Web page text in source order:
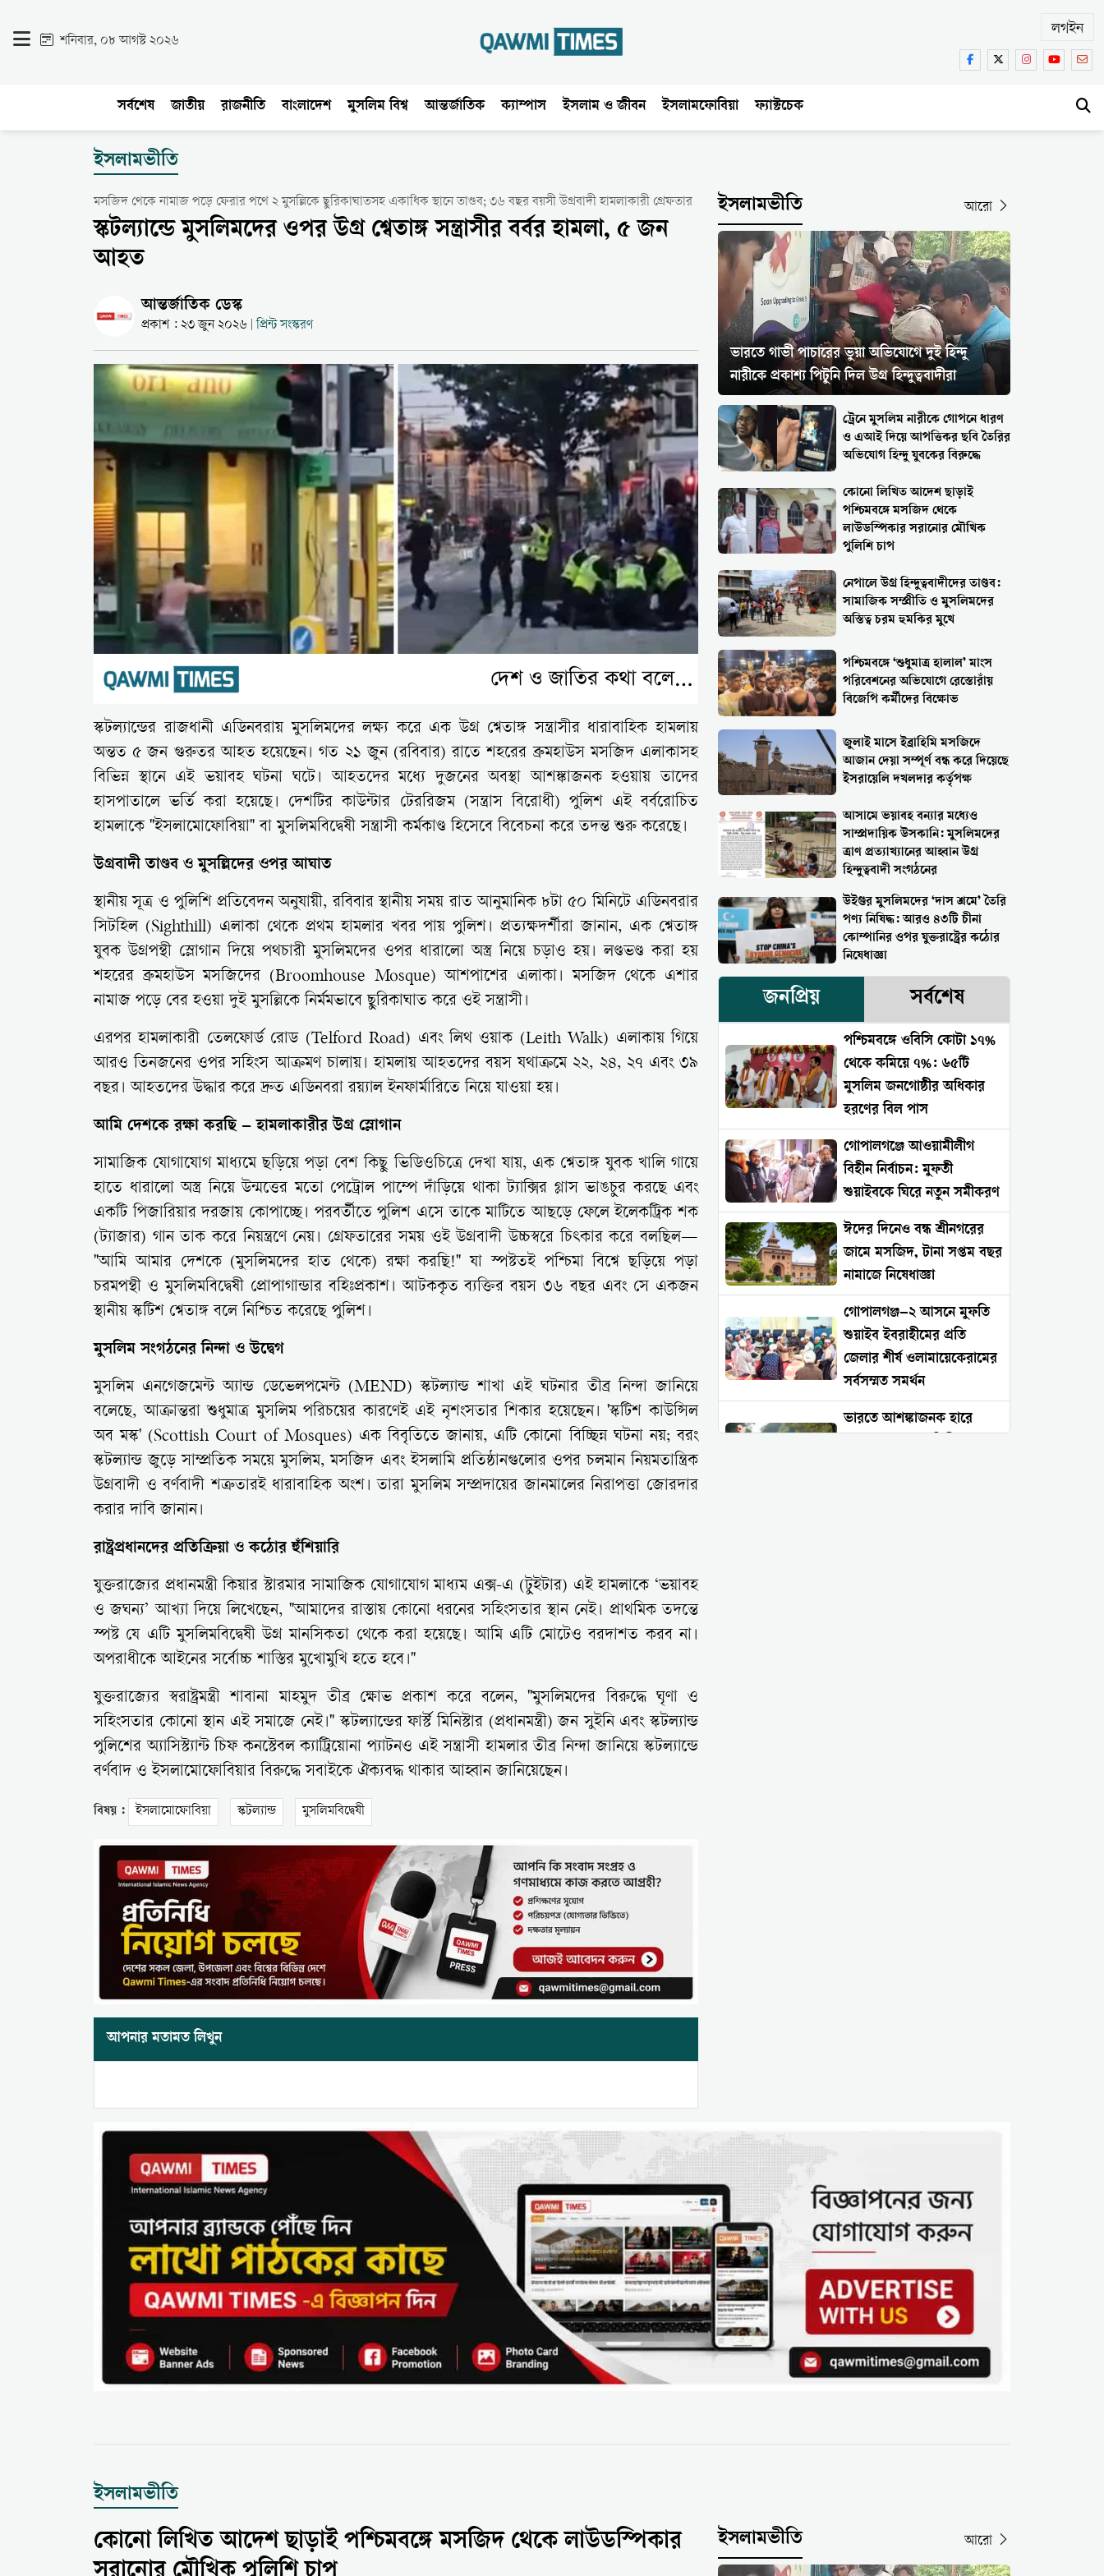
শনিবার, ০৮ আগস্ট ২০২৬
লগইন
সর্বশেষ জাতীয় রাজনীতি বাংলাদেশ মুসলিম বিশ্ব আন্তর্জাতিক ক্যাম্পাস ইসলাম ও জীবন ইসলামফোবিয়া ফ্যাক্টচেক
ইসলামভীতি
মসজিদ থেকে নামাজ পড়ে ফেরার পথে ২ মুসল্লিকে ছুরিকাঘাতসহ একাধিক স্থানে তাণ্ডব; ৩৬ বছর বয়সী উগ্রবাদী হামলাকারী গ্রেফতার
স্কটল্যান্ডে মুসলিমদের ওপর উগ্র শ্বেতাঙ্গ সন্ত্রাসীর বর্বর হামলা, ৫ জন
আহত
আন্তর্জাতিক ডেস্ক
প্রকাশ : ২৩ জুন ২০২৬ প্রিন্ট সংস্করণ
স্কটল্যান্ডের রাজধানী এডিনবরায় মুসলিমদের লক্ষ্য করে এক উগ্র শ্বেতাঙ্গ সন্ত্রাসীর ধারাবাহিক হামলায়
অন্তত ৫ জন গুরুতর আহত হয়েছেন। গত ২১ জুন (রবিবার) রাতে শহরের ব্রুমহাউস মসজিদ এলাকাসহ
বিভিন্ন স্থানে এই ভয়াবহ ঘটনা ঘটে। আহতদের মধ্যে দুজনের অবস্থা আশঙ্কাজনক হওয়ায় তাদের
হাসপাতালে ভর্তি করা হয়েছে। দেশটির কাউন্টার টেররিজম (সন্ত্রাস বিরোধী) পুলিশ এই বর্বরোচিত
হামলাকে "ইসলামোফোবিয়া" বা মুসলিমবিদ্বেষী সন্ত্রাসী কর্মকাণ্ড হিসেবে বিবেচনা করে তদন্ত শুরু করেছে।
উগ্রবাদী তাণ্ডব ও মুসল্লিদের ওপর আঘাত
স্থানীয় সূত্র ও পুলিশি প্রতিবেদন অনুযায়ী, রবিবার স্থানীয় সময় রাত আনুমানিক ৮টা ৫০ মিনিটে এডিনবরার
সিটহিল (Sighthill) এলাকা থেকে প্রথম হামলার খবর পায় পুলিশ। প্রত্যক্ষদর্শীরা জানান, এক শ্বেতাঙ্গ
যুবক উগ্রপন্থী স্লোগান দিয়ে পথচারী মুসলিমদের ওপর ধারালো অস্ত্র নিয়ে চড়াও হয়। লণ্ডভণ্ড করা হয়
শহরের ব্রুমহাউস মসজিদের (Broomhouse Mosque) আশপাশের এলাকা। মসজিদ থেকে এশার
নামাজ পড়ে বের হওয়া দুই মুসল্লিকে নির্মমভাবে ছুরিকাঘাত করে ওই সন্ত্রাসী।
এরপর হামলাকারী তেলফোর্ড রোড (Telford Road) এবং লিথ ওয়াক (Leith Walk) এলাকায় গিয়ে
আরও তিনজনের ওপর সহিংস আক্রমণ চালায়। হামলায় আহতদের বয়স যথাক্রমে ২২, ২৪, ২৭ এবং ৩৯
বছর। আহতদের উদ্ধার করে দ্রুত এডিনবরা রয়্যাল ইনফার্মারিতে নিয়ে যাওয়া হয়।
আমি দেশকে রক্ষা করছি – হামলাকারীর উগ্র স্লোগান
সামাজিক যোগাযোগ মাধ্যমে ছড়িয়ে পড়া বেশ কিছু ভিডিওচিত্রে দেখা যায়, এক শ্বেতাঙ্গ যুবক খালি গায়ে
হাতে ধারালো অস্ত্র নিয়ে উন্মত্তের মতো পেট্রোল পাম্পে দাঁড়িয়ে থাকা ট্যাক্সির গ্লাস ভাঙচুর করছে এবং
একটি পিজারিয়ার দরজায় কোপাচ্ছে। পরবর্তীতে পুলিশ এসে তাকে মাটিতে আছড়ে ফেলে ইলেকট্রিক শক
(ট্যাজার) গান তাক করে নিয়ন্ত্রণে নেয়। গ্রেফতারের সময় ওই উগ্রবাদী উচ্চস্বরে চিৎকার করে বলছিল—
"আমি আমার দেশকে (মুসলিমদের হাত থেকে) রক্ষা করছি!" যা স্পষ্টতই পশ্চিমা বিশ্বে ছড়িয়ে পড়া
চরমপন্থী ও মুসলিমবিদ্বেষী প্রোপাগান্ডার বহিঃপ্রকাশ। আটককৃত ব্যক্তির বয়স ৩৬ বছর এবং সে একজন
স্থানীয় স্কটিশ শ্বেতাঙ্গ বলে নিশ্চিত করেছে পুলিশ।
মুসলিম সংগঠনের নিন্দা ও উদ্বেগ
মুসলিম এনগেজমেন্ট অ্যান্ড ডেভেলপমেন্ট (MEND) স্কটল্যান্ড শাখা এই ঘটনার তীব্র নিন্দা জানিয়ে
বলেছে, আক্রান্তরা শুধুমাত্র মুসলিম পরিচয়ের কারণেই এই নৃশংসতার শিকার হয়েছেন। 'স্কটিশ কাউন্সিল
অব মস্ক' (Scottish Court of Mosques) এক বিবৃতিতে জানায়, এটি কোনো বিচ্ছিন্ন ঘটনা নয়; বরং
স্কটল্যান্ড জুড়ে সাম্প্রতিক সময়ে মুসলিম, মসজিদ এবং ইসলামি প্রতিষ্ঠানগুলোর ওপর চলমান নিয়মতান্ত্রিক
উগ্রবাদী ও বর্ণবাদী শত্রুতারই ধারাবাহিক অংশ। তারা মুসলিম সম্প্রদায়ের জানমালের নিরাপত্তা জোরদার
করার দাবি জানান।
রাষ্ট্রপ্রধানদের প্রতিক্রিয়া ও কঠোর হুঁশিয়ারি
যুক্তরাজ্যের প্রধানমন্ত্রী কিয়ার স্টারমার সামাজিক যোগাযোগ মাধ্যম এক্স-এ (টুইটার) এই হামলাকে ‘ভয়াবহ
ও জঘন্য’ আখ্যা দিয়ে লিখেছেন, "আমাদের রাস্তায় কোনো ধরনের সহিংসতার স্থান নেই। প্রাথমিক তদন্তে
স্পষ্ট যে এটি মুসলিমবিদ্বেষী উগ্র মানসিকতা থেকে করা হয়েছে। আমি এটি মোটেও বরদাশত করব না।
অপরাধীকে আইনের সর্বোচ্চ শাস্তির মুখোমুখি হতে হবে।"
যুক্তরাজ্যের স্বরাষ্ট্রমন্ত্রী শাবানা মাহমুদ তীব্র ক্ষোভ প্রকাশ করে বলেন, "মুসলিমদের বিরুদ্ধে ঘৃণা ও
সহিংসতার কোনো স্থান এই সমাজে নেই।" স্কটল্যান্ডের ফার্স্ট মিনিস্টার (প্রধানমন্ত্রী) জন সুইনি এবং স্কটল্যান্ড
পুলিশের অ্যাসিস্ট্যান্ট চিফ কনস্টেবল ক্যাট্রিয়োনা প্যাটনও এই সন্ত্রাসী হামলার তীব্র নিন্দা জানিয়ে স্কটল্যান্ডে
বর্ণবাদ ও ইসলামোফোবিয়ার বিরুদ্ধে সবাইকে ঐক্যবদ্ধ থাকার আহ্বান জানিয়েছেন।
বিষয় : ইসলামোফোবিয়া স্কটল্যান্ড মুসলিমবিদ্বেষী
আপনার মতামত লিখুন
ইসলামভীতি আরো
ভারতে গাভী পাচারের ভুয়া অভিযোগে দুই হিন্দু
নারীকে প্রকাশ্য পিটুনি দিল উগ্র হিন্দুত্ববাদীরা
ট্রেনে মুসলিম নারীকে গোপনে ধারণ
ও এআই দিয়ে আপত্তিকর ছবি তৈরির
অভিযোগ হিন্দু যুবকের বিরুদ্ধে
কোনো লিখিত আদেশ ছাড়াই
পশ্চিমবঙ্গে মসজিদ থেকে
লাউডস্পিকার সরানোর মৌখিক
পুলিশি চাপ
নেপালে উগ্র হিন্দুত্ববাদীদের তাণ্ডব:
সামাজিক সম্প্রীতি ও মুসলিমদের
অস্তিত্ব চরম হুমকির মুখে
পশ্চিমবঙ্গে ‘শুধুমাত্র হালাল’ মাংস
পরিবেশনের অভিযোগে রেস্তোরাঁয়
বিজেপি কর্মীদের বিক্ষোভ
জুলাই মাসে ইব্রাহিমি মসজিদে
আজান দেয়া সম্পূর্ণ বন্ধ করে দিয়েছে
ইসরায়েলি দখলদার কর্তৃপক্ষ
আসামে ভয়াবহ বন্যার মধ্যেও
সাম্প্রদায়িক উসকানি: মুসলিমদের
ত্রাণ প্রত্যাখ্যানের আহ্বান উগ্র
হিন্দুত্ববাদী সংগঠনের
উইগুর মুসলিমদের ‘দাস শ্রমে’ তৈরি
পণ্য নিষিদ্ধ: আরও ৪৩টি চীনা
কোম্পানির ওপর যুক্তরাষ্ট্রের কঠোর
নিষেধাজ্ঞা
জনপ্রিয় সর্বশেষ
পশ্চিমবঙ্গে ওবিসি কোটা ১৭%
থেকে কমিয়ে ৭%: ৬৫টি
মুসলিম জনগোষ্ঠীর অধিকার
হরণের বিল পাস
গোপালগঞ্জে আওয়ামীলীগ
বিহীন নির্বাচন: মুফতী
শুয়াইবকে ঘিরে নতুন সমীকরণ
ঈদের দিনেও বন্ধ শ্রীনগরের
জামে মসজিদ, টানা সপ্তম বছর
নামাজে নিষেধাজ্ঞা
গোপালগঞ্জ–২ আসনে মুফতি
শুয়াইব ইবরাহীমের প্রতি
জেলার শীর্ষ ওলামায়েকেরামের
সর্বসম্মত সমর্থন
ভারতে আশঙ্কাজনক হারে
ইসলামভীতি
কোনো লিখিত আদেশ ছাড়াই পশ্চিমবঙ্গে মসজিদ থেকে লাউডস্পিকার
ইসলামভীতি আরো